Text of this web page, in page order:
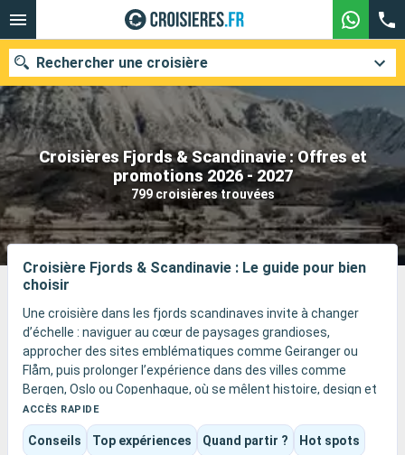
Croisières Fjords & Scandinavie : Offres et
promotions 2026 - 2027
799 croisières trouvées
Rechercher une croisière
Nos destinations
Mois de départ
Ports Compagnies
Croisière Fjords & Scandinavie : Le guide pour bien
choisir
Une croisière dans les fjords scandinaves invite à changer
d’échelle : naviguer au cœur de paysages grandioses,
approcher des sites emblématiques comme Geiranger ou
Flåm, puis prolonger l’expérience dans des villes comme
Bergen, Oslo ou Copenhague, où se mêlent histoire, design et
art de vivre nordique.
Ici, le voyage oscille entre contemplation, découvertes
culturelles et plaisir du bord, avec des navires qui peuvent
ACCÈS RAPIDE
Conseils Top expériences Quand partir ? Hot spots